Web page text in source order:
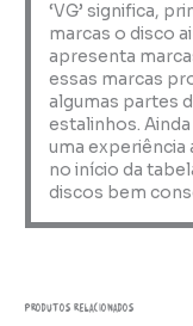
‘VG’ significa,
marcas o disco
apresenta
essas marcas
algumas partes
estalinhos. Ainda
uma
no início da
discos bem
Produtos relacionados